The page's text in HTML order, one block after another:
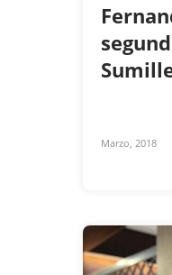
Marzo, 2018